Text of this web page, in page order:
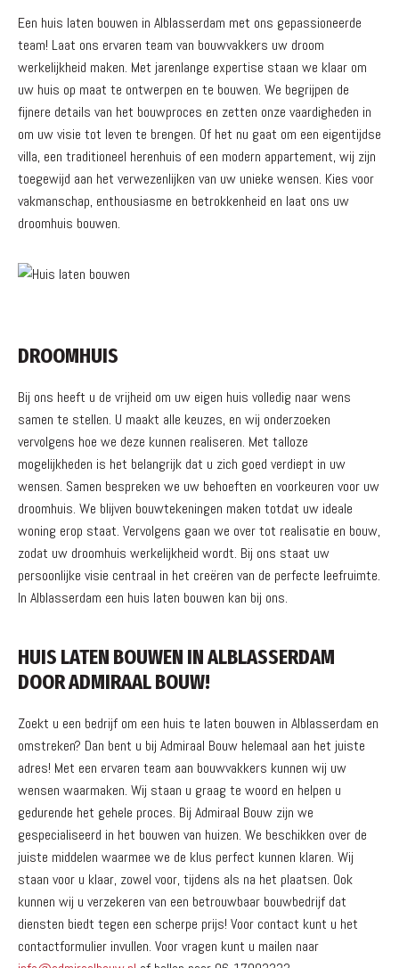
Een huis laten bouwen in Alblasserdam met ons gepassioneerde
team! Laat ons ervaren team van bouwvakkers uw droom
werkelijkheid maken. Met jarenlange expertise staan we klaar om
uw huis op maat te ontwerpen en te bouwen. We begrijpen de
fijnere details van het bouwproces en zetten onze vaardigheden in
om uw visie tot leven te brengen. Of het nu gaat om een eigentijdse
villa, een traditioneel herenhuis of een modern appartement, wij zijn
toegewijd aan het verwezenlijken van uw unieke wensen. Kies voor
vakmanschap, enthousiasme en betrokkenheid en laat ons uw
droomhuis bouwen.
DROOMHUIS
Bij ons heeft u de vrijheid om uw eigen huis volledig naar wens
samen te stellen. U maakt alle keuzes, en wij onderzoeken
vervolgens hoe we deze kunnen realiseren. Met talloze
mogelijkheden is het belangrijk dat u zich goed verdiept in uw
wensen. Samen bespreken we uw behoeften en voorkeuren voor uw
droomhuis. We blijven bouwtekeningen maken totdat uw ideale
woning erop staat. Vervolgens gaan we over tot realisatie en bouw,
zodat uw droomhuis werkelijkheid wordt. Bij ons staat uw
persoonlijke visie centraal in het creëren van de perfecte leefruimte.
In Alblasserdam een huis laten bouwen kan bij ons.
HUIS LATEN BOUWEN IN ALBLASSERDAM
DOOR ADMIRAAL BOUW!
Zoekt u een bedrijf om een huis te laten bouwen in Alblasserdam en
omstreken? Dan bent u bij Admiraal Bouw helemaal aan het juiste
adres! Met een ervaren team aan bouwvakkers kunnen wij uw
wensen waarmaken. Wij staan u graag te woord en helpen u
gedurende het gehele proces. Bij Admiraal Bouw zijn we
gespecialiseerd in het bouwen van huizen. We beschikken over de
juiste middelen waarmee we de klus perfect kunnen klaren. Wij
staan voor u klaar, zowel voor, tijdens als na het plaatsen. Ook
kunnen wij u verzekeren van een betrouwbaar bouwbedrijf dat
diensten biedt tegen een scherpe prijs! Voor contact kunt u het
contactformulier invullen. Voor vragen kunt u mailen naar